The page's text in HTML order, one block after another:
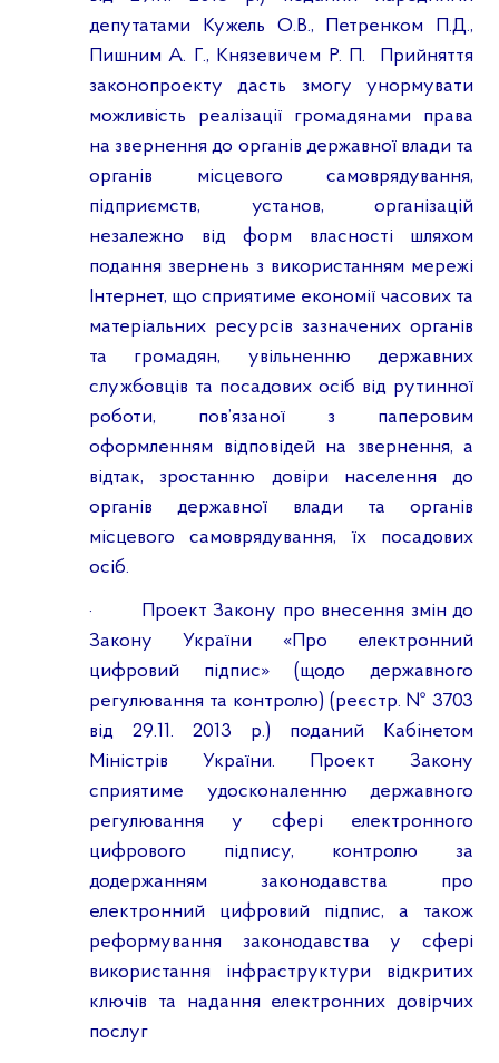
депутатами Кужель О.В., Петренком П.Д.,
Пишним А. Г., Князевичем Р. П.
Прийняття
законопроекту дасть змогу унормувати
можливість реалізації громадянами права
на звернення до органів державної влади та
органів місцевого самоврядування,
підприємств, установ, організацій
незалежно від форм власності шляхом
подання звернень з використанням мережі
Інтернет, що сприятиме економії часових та
матеріальних ресурсів зазначених органів
та громадян, увільненню державних
службовців та посадових осіб від рутинної
роботи, пов’язаної з паперовим
оформленням відповідей на звернення, а
відтак, зростанню довіри населення до
органів державної влади та органів
місцевого самоврядування, їх посадових
осіб.
·
Проект Закону про внесення змін до
Закону України «Про електронний
цифровий підпис» (щодо державного
регулювання та контролю) (реєстр. № 3703
від 29.11. 2013 р.) поданий Кабінетом
Міністрів України. Проект Закону
сприятиме удосконаленню державного
регулювання у сфері електронного
цифрового підпису, контролю за
додержанням законодавства про
електронний цифровий підпис, а також
реформування законодавства у сфері
використання інфраструктури відкритих
ключів та надання електронних довірчих
послуг